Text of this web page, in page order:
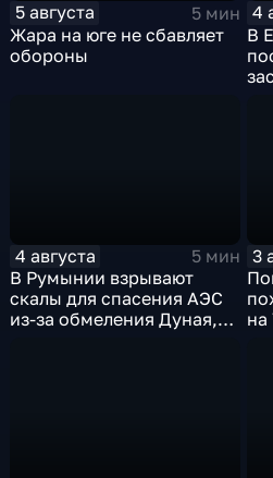
5 августа
5 мин
Жара на юге не сбавляет
обороны
4
В
4 августа
5 мин
В Румынии взрывают
скалы для спасения АЭС
из-за обмеления Дуная,
3
на